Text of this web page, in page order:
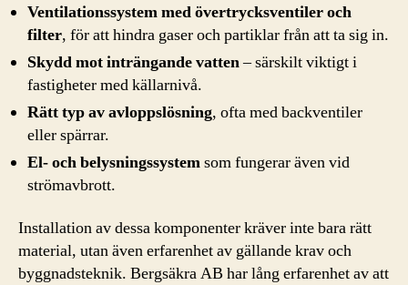
Ventilationssystem med övertrycksventiler och
filter, för att hindra gaser och partiklar från att ta sig in.
Skydd mot inträngande vatten– särskilt viktigt i
fastigheter med källarnivå.
Rätt typ av avloppslösning, ofta med backventiler
eller spärrar.
El- och belysningssystemsom fungerar även vid
strömavbrott.
Installation av dessa komponenter kräver inte bara rätt
material, utan även erfarenhet av gällande krav och
byggnadsteknik. Bergsäkra AB har lång erfarenhet av att